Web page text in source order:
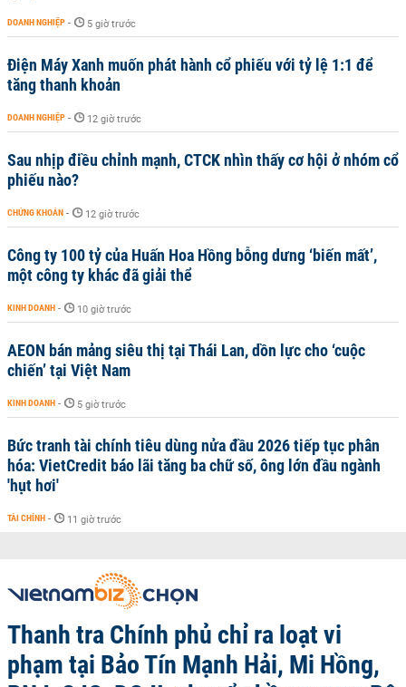
DOANH NGHIỆP - 5 giờ trước
Điện Máy Xanh muốn phát hành cổ phiếu với tỷ lệ 1:1 để
tăng thanh khoản
DOANH NGHIỆP - 12 giờ trước
Sau nhịp điều chỉnh mạnh, CTCK nhìn thấy cơ hội ở nhóm cổ
phiếu nào?
CHỨNG KHOÁN - 12 giờ trước
Công ty 100 tỷ của Huấn Hoa Hồng bỗng dưng ‘biến mất’,
một công ty khác đã giải thể
KINH DOANH - 10 giờ trước
AEON bán mảng siêu thị tại Thái Lan, dồn lực cho ‘cuộc
chiến’ tại Việt Nam
KINH DOANH - 5 giờ trước
Bức tranh tài chính tiêu dùng nửa đầu 2026 tiếp tục phân
hóa: VietCredit báo lãi tăng ba chữ số, ông lớn đầu ngành
'hụt hơi'
TÀI CHÍNH - 11 giờ trước
Thanh tra Chính phủ chỉ ra loạt vi
phạm tại Bảo Tín Mạnh Hải, Mi Hồng,